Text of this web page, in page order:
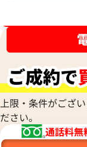
デピアス K18WG
ASK
2023年3月11日時点
上限・条件がござ
ださい。
通話料無